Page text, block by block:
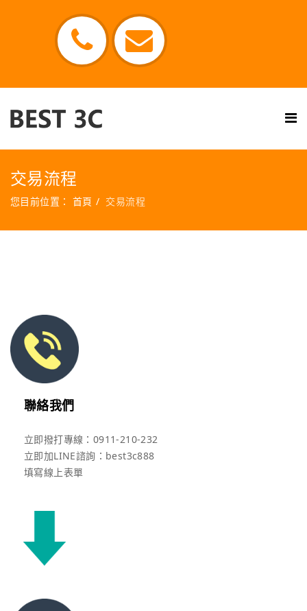
交易流程
您目前位置： 首頁 交易流程
聯絡我們
立即撥打專線：0911-210-232
立即加LINE諮詢：best3c888
填寫線上表單